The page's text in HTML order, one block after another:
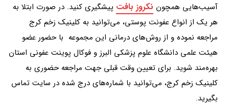
آسیب‌هایی همچون نکروز بافت پیشگیری کنید. در صورت ابتلا به
هر یک از انواع عفونت پوستی، می‌توانید به کلینیک زخم کرج
مراجعه نموده و از روش‌های درمانی این مجموعه با حضور عضو
هیئت علمی دانشگاه علوم‌ پزشکی البرز و فوکال پوینت عفونی استان
بهره‌مند شوید. برای تعیین وقت قبلی جهت مراجعه حضوری به
کلینیک زخم کرج، می‌توانید با شماره‌های درج شده در سایت تماس
بگیرید.